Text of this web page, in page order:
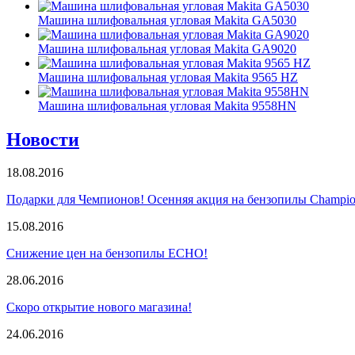
Машина шлифовальная угловая Makita GA5030
Машина шлифовальная угловая Makita GA9020
Машина шлифовальная угловая Makita 9565 HZ
Машина шлифовальная угловая Makita 9558HN
Новости
18.08.2016
Подарки для Чемпионов! Осенняя акция на бензопилы
15.08.2016
Снижение цен на бензопилы ECHO!
28.06.2016
Скоро открытие нового магазина!
24.06.2016